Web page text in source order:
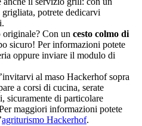
grigliata, potrete dedicarvi
originale? Con un cesto colmo di
sicuro! Per informazioni potete
oppure inviare il modulo di
al maso Hackerhof sopra
a corsi di cucina, serate
sicuramente di particolare
maggiori informazioni potete
agriturismo Hackerhof.